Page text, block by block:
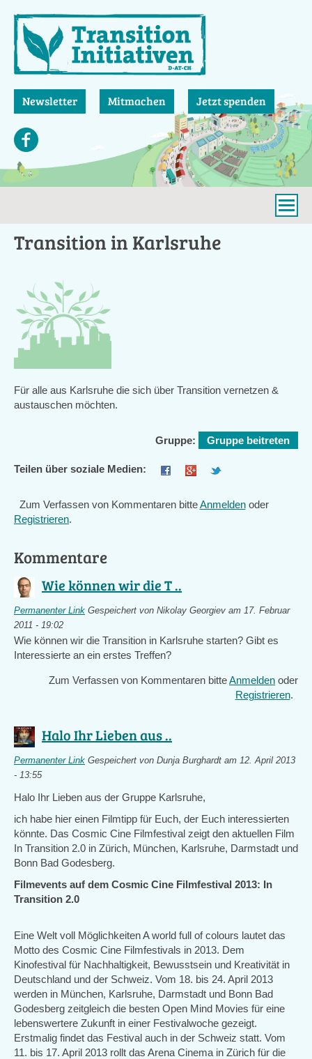
zum
Inhalt
Newsletter Mitmachen Jetzt spenden
Transition in Karlsruhe
Für alle aus Karlsruhe die sich über Transition vernetzen &
austauschen möchten.
Gruppe: Gruppe beitreten
Teilen über soziale Medien:
Zum Verfassen von Kommentaren bitteAnmeldenoder
Registrieren.
Kommentare
Wie können wir die T ..
Permanenter Link Gespeichert von Nikolay Georgiev am 17. Februar
2011 - 19:02
Wie können wir die Transition in Karlsruhe starten? Gibt es
Interessierte an ein erstes Treffen?
Zum Verfassen von Kommentaren bitteAnmelden oder
Registrieren.
Halo Ihr Lieben aus ..
Permanenter Link Gespeichert von Dunja Burghardt am 12. April 2013
- 13:55
Halo Ihr Lieben aus der Gruppe Karlsruhe,
ich habe hier einen Filmtipp für Euch, der Euch interessierten
könnte. Das Cosmic Cine Filmfestival zeigt den aktuellen Film
In Transition 2.0 in Zürich, München, Karlsruhe, Darmstadt und
Bonn Bad Godesberg.
Filmevents auf dem Cosmic Cine Filmfestival 2013: In
Transition 2.0
Eine Welt voll Möglichkeiten A world full of colours lautet das
Motto des Cosmic Cine Filmfestivals in 2013. Dem
Kinofestival für Nachhaltigkeit, Bewusstsein und Kreativität in
Deutschland und der Schweiz. Vom 18. bis 24. April 2013
werden in München, Karlsruhe, Darmstadt und Bonn Bad
Godesberg zeitgleich die besten Open Mind Movies für eine
lebenswertere Zukunft in einer Festivalwoche gezeigt.
Erstmalig findet das Festival auch in der Schweiz statt. Vom
11. bis 17. April 2013 rollt das Arena Cinema in Zürich für die